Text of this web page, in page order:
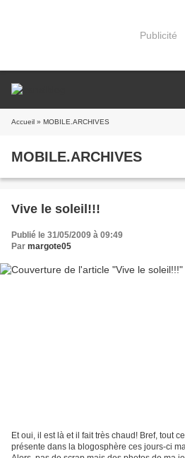
Publicité
Accueil » MOBILE.ARCHIVES
MOBILE.ARCHIVES
Vive le soleil!!!
Publié le 31/05/2009 à 09:49
Par margote05
Et oui, il est là et il fait très chaud! Bref, tout
présente dans la blogosphère ces jours-ci